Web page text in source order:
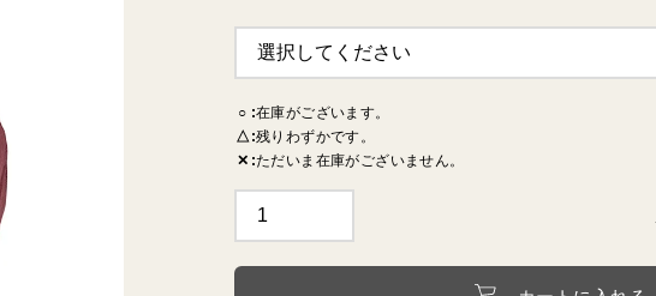
TERRACE MILO
○ 在庫がございます。
△ 残りわずかです。
✕ ただいま在庫がございません。